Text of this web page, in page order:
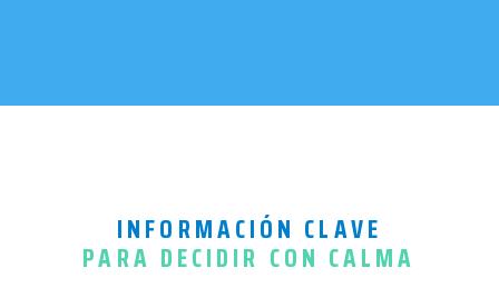
INFORMACIÓN CLAVE
PARA DECIDIR CON CALMA